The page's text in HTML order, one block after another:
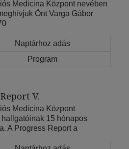
Medicina Központ nevében
Önt Varga Gábor
Naptárhoz adás
Program
V.
Medicina Központ
15 hónapos
A Progress Report a